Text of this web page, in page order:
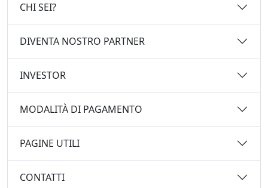
CHI SEI?
DIVENTA NOSTRO PARTNER
INVESTOR
MODALITÀ DI PAGAMENTO
PAGINE UTILI
CONTATTI